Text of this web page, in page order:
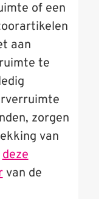
of een
aan
te
zorgen
van
deze
van de